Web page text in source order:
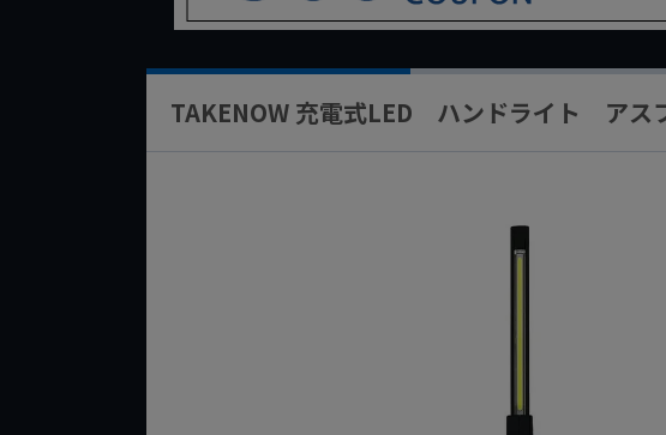
TAKENOW 充電式LED ハンドライト アス